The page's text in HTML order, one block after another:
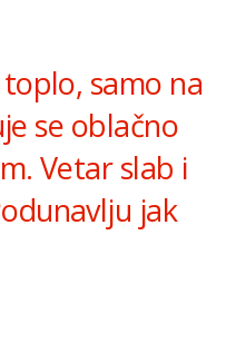
samo na
se oblačno
Vetar slab i
jak